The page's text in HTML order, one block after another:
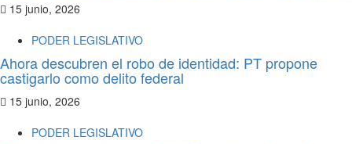
15 junio, 2026
PODER LEGISLATIVO
Ahora descubren el robo de identidad: PT propone
castigarlo como delito federal
15 junio, 2026
PODER LEGISLATIVO